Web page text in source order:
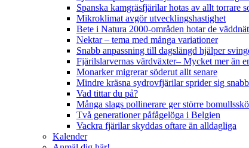
Spanska kamgräsfjärilar hotas av allt torrare
Mikroklimat avgör utvecklingshastighet
Bete i Natura 2000-områden hotar de
Nektar – tema med många variationer
Snabb anpassning till dagslängd hjälper
Fjärilslarvernas värdväxter– Mycket mer än
Monarker migrerar söderut allt senare
Mindre kräsna sydrovfjärilar sprider sig
Vad tittar du på?
Många slags pollinerare ger större
Två generationer påfågelöga i Belgien
Vackra fjärilar skyddas oftare än alldagliga
Kalender